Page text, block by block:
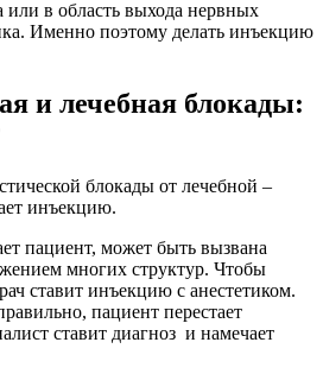
или в область выхода нервных
Именно поэтому делать инъекцию
и лечебная блокады:
блокады от лечебной –
инъекцию.
пациент, может быть вызвана
многих структур. Чтобы
ставит инъекцию с анестетиком.
пациент перестает
ставит диагноз и намечает